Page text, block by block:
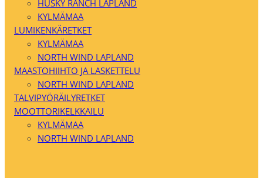
HUSKY RANCH LAPLAND
KYLMÄMAA
LUMIKENKÄRETKET
KYLMÄMAA
NORTH WIND LAPLAND
MAASTOHIIHTO JA LASKETTELU
NORTH WIND LAPLAND
TALVIPYÖRÄILYRETKET
MOOTTORIKELKKAILU
KYLMÄMAA
NORTH WIND LAPLAND